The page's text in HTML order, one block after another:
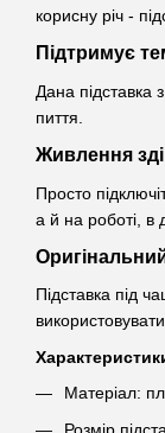
корисну річ -
Підтримує
Дана підставка
пиття.
Живлення
Просто
а й на роботі, в
Підставка під
Матеріал:
Розмір